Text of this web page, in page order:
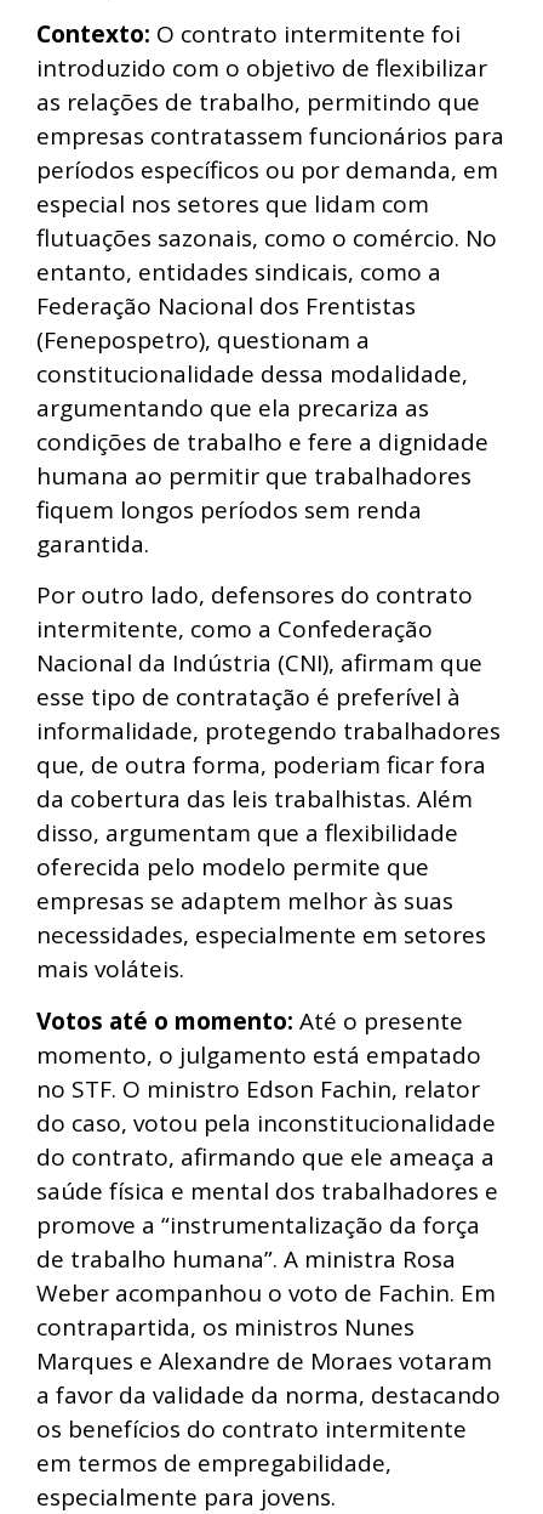
Contexto: O contrato intermitente foi
introduzido com o objetivo de flexibilizar
as relações de trabalho, permitindo que
empresas contratassem funcionários para
períodos específicos ou por demanda, em
especial nos setores que lidam com
flutuações sazonais, como o comércio. No
entanto, entidades sindicais, como a
Federação Nacional dos Frentistas
(Fenepospetro), questionam a
constitucionalidade dessa modalidade,
argumentando que ela precariza as
condições de trabalho e fere a dignidade
humana ao permitir que trabalhadores
fiquem longos períodos sem renda
garantida.
Por outro lado, defensores do contrato
intermitente, como a Confederação
Nacional da Indústria (CNI), afirmam que
esse tipo de contratação é preferível à
informalidade, protegendo trabalhadores
que, de outra forma, poderiam ficar fora
da cobertura das leis trabalhistas. Além
disso, argumentam que a flexibilidade
oferecida pelo modelo permite que
empresas se adaptem melhor às suas
necessidades, especialmente em setores
mais voláteis.
Votos até o momento: Até o presente
momento, o julgamento está empatado
no STF. O ministro Edson Fachin, relator
do caso, votou pela inconstitucionalidade
do contrato, afirmando que ele ameaça a
saúde física e mental dos trabalhadores e
promove a “instrumentalização da força
de trabalho humana”. A ministra Rosa
Weber acompanhou o voto de Fachin. Em
contrapartida, os ministros Nunes
Marques e Alexandre de Moraes votaram
a favor da validade da norma, destacando
os benefícios do contrato intermitente
em termos de empregabilidade,
especialmente para jovens.